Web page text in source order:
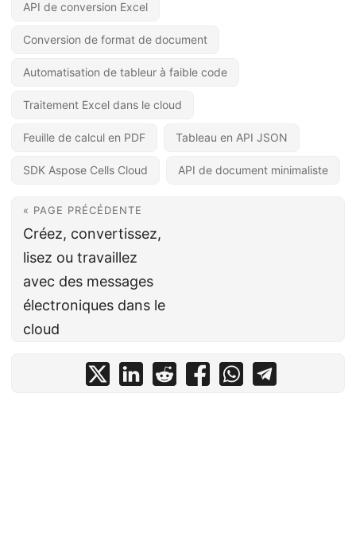
API de conversion Excel
Conversion de format de document
Automatisation de tableur à faible code
Traitement Excel dans le cloud
Feuille de calcul en PDF Tableau en API JSON
SDK Aspose Cells Cloud API de document minimaliste
« PAGE PRÉCÉDENTE
Créez, convertissez,
lisez ou travaillez
avec des messages
électroniques dans le
cloud